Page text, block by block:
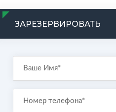
ЗАРЕЗЕРВИРОВАТЬ